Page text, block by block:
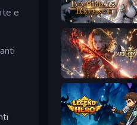
e
Immortals Revenge
Dark Odyssey